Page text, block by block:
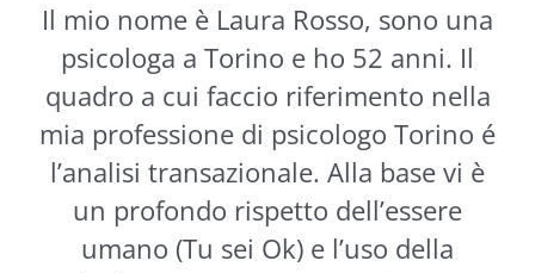
Il mio nome è Laura Rosso, sono una
psicologa a Torino e ho 52 anni. Il
quadro a cui faccio riferimento nella
mia professione di psicologo Torino é
l’analisi transazionale. Alla base vi è
un profondo rispetto dell’essere
umano (Tu sei Ok) e l’uso della